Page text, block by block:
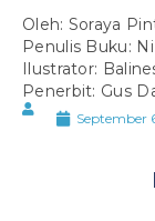
Oleh: Soraya
Penulis Buku:
Ilustrator:
Penerbit: Gus
September